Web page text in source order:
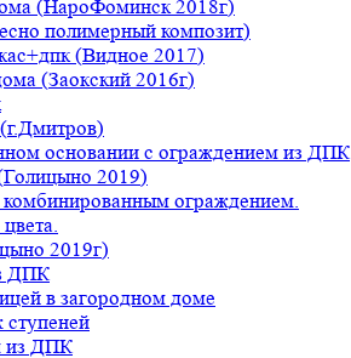
(НароФоминск 2018г)
полимерный композит)
(Видное 2017)
(Заокский 2016г)
основании с ограждением из ДПК
2019)
комбинированным ограждением.
2019г)
ДПК
в загородном доме
ступеней
из ДПК